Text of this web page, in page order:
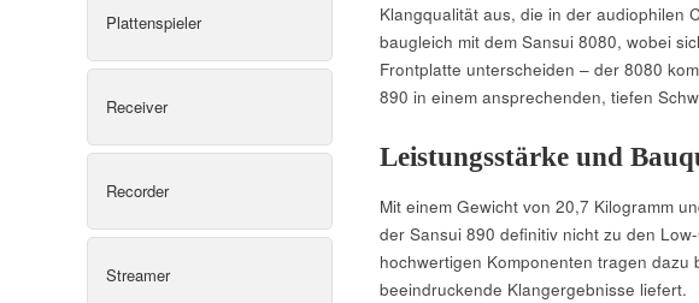
Plattenspieler
Receiver
Recorder
Streamer
Klangqualität aus, die in der audiophilen
baugleich mit dem Sansui 8080, wobei
Frontplatte unterscheiden – der 8080
890 in einem ansprechenden, tiefen
Leistungsstärke und
Mit einem Gewicht von 20,7 Kilogramm
der Sansui 890 definitiv nicht zu den
hochwertigen Komponenten tragen
beeindruckende Klangergebnisse liefert.